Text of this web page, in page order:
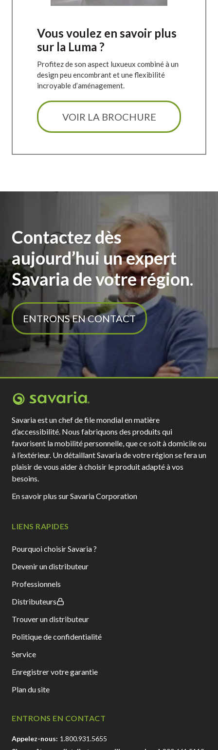
Vous voulez en savoir plus
sur la Luma ?
Profitez de son aspect luxueux combiné à un
design peu encombrant et une flexibilité
incroyable d’aménagement.
VOIR LA BROCHURE
Contactez dès
aujourd’hui un expert
Savaria de votre région.
ENTRONS EN CONTACT
Savaria est un chef de file mondial en matière
d’accessibilité. Nous fabriquons des produits qui
favorisent la mobilité personnelle, que ce soit à domicile ou
à l’extérieur. Un détaillant Savaria de votre région se fera un
plaisir de vous aider à choisir le produit adapté à vos
besoins.
En savoir plus sur Savaria Corporation
LIENS RAPIDES
Pourquoi choisir Savaria ?
Devenir un distributeur
Professionnels
Distributeurs
Trouver un distributeur
Politique de confidentialité
Service
Enregistrer votre garantie
Plan du site
ENTRONS EN CONTACT
Appelez-nous: 1.800.931.5655